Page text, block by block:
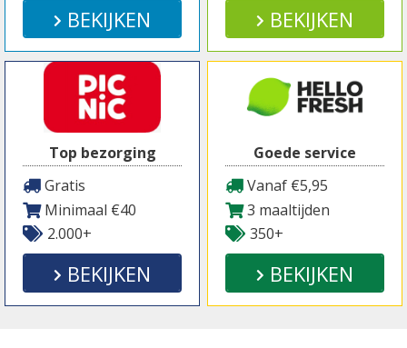
BEKIJKEN BEKIJKEN
Top bezorging
Gratis
Minimaal €40
2.000+
BEKIJKEN
Goede service
Vanaf €5,95
3 maaltijden
350+
BEKIJKEN